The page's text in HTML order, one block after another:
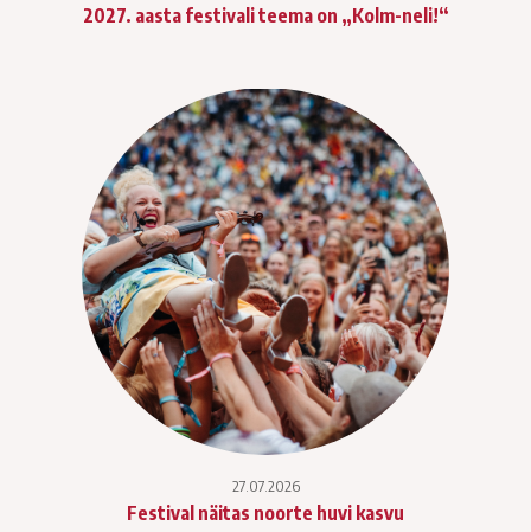
2027. aasta festivali teema on „Kolm-neli!“
27.07.2026
Festival näitas noorte huvi kasvu